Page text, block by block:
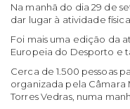
Na manhã do dia 29 de
dar lugar à atividade
Foi mais uma edição da
Europeia do Desporto e
Cerca de 1.500 pessoas
organizada pela Câmara
Torres Vedras, numa